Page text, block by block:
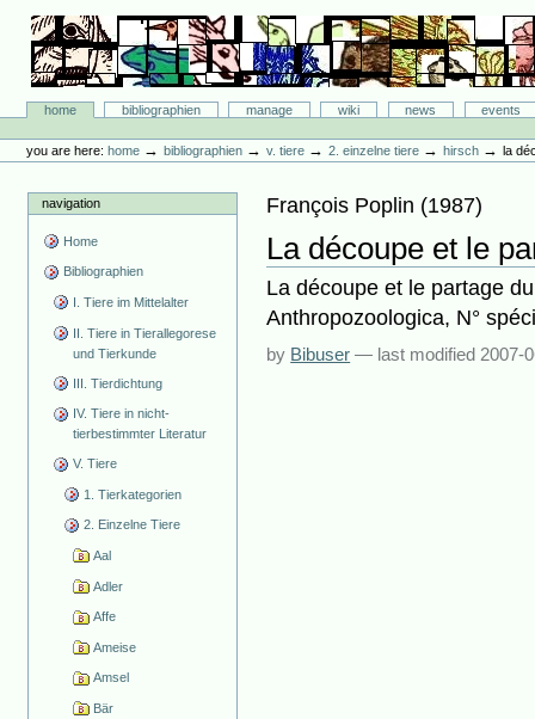
content.
navigation
Bibliographie-Portal
Sectionshome bibliographien manage wiki news
events
tools
you are here: home →bibliographien →v. tiere →2. einzelne tiere →hirsch →la
navigation
Home
Bibliographien
I. Tiere im Mittelalter
II. Tiere in Tierallegorese
und Tierkunde
III. Tierdichtung
IV. Tiere in nicht-
tierbestimmter Literatur
V. Tiere
1. Tierkategorien
2. Einzelne Tiere
Aal
Adler
Affe
Ameise
Amsel
Bär
François Poplin (1987)
La découpe et le
La découpe et le partage
Anthropozoologica, N°
by Bibuser — last modified 2007-